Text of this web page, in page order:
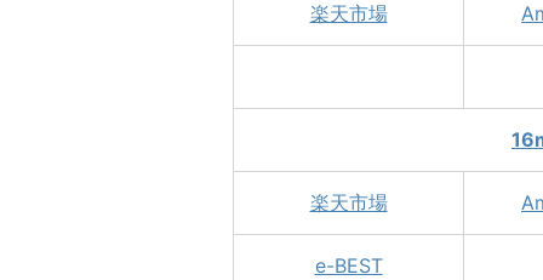
楽天市場
楽天市場
e-BEST